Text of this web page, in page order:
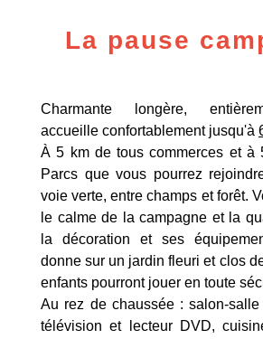
La pause
Charmante longère,
accueille confortablement jusqu'à
À 5 km de tous commerces et à
Parcs que vous pourrez
voie verte, entre champs et forêt.
le calme de la campagne et la
la décoration et ses
donne sur un jardin fleuri et clos
enfants pourront jouer en toute
Au rez de chaussée : salon-
télévision et lecteur DVD,